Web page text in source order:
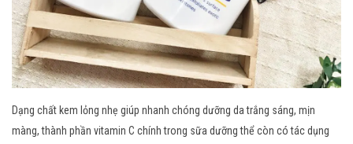
Dạng chất kem lỏng nhẹ giúp nhanh chóng dưỡng da trắng sáng, mịn
màng, thành phần vitamin C chính trong sữa dưỡng thể còn có tác dụng